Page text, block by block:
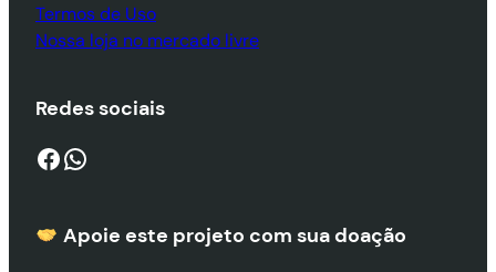
Termos de Uso
Nossa loja no mercado livre
Redes sociais
Facebook WhatsApp
Apoie este projeto com sua doação